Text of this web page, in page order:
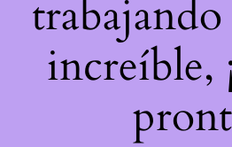
increíble,